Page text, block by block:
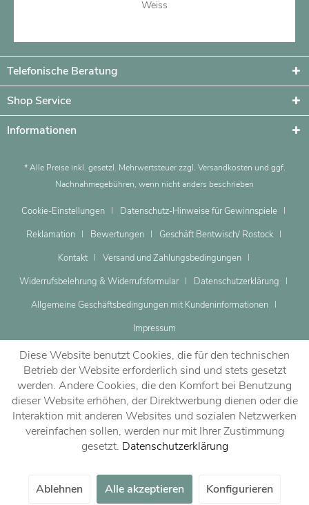
Dein Beratungstermin
Jetzt vereinbaren!
Weiss
Telefonische Beratung
Shop Service
Informationen
* Alle Preise inkl. gesetzl. Mehrwertsteuer zzgl. Versandkosten und ggf.
Nachnahmegebühren, wenn nicht anders beschrieben
Cookie-Einstellungen
Datenschutz-Hinweise für Gewinnspiele
Reklamation
Bewertungen
Geschäft Bentwisch/ Rostock
Kontakt
Versand und Zahlungsbedingungen
Widerrufsbelehrung & Widerrufsformular
Datenschutzerklärung
Allgemeine Geschäftsbedingungen mit Kundeninformationen
Impressum
Diese Website benutzt Cookies, die für den technischen
Betrieb der Website erforderlich sind und stets gesetzt
werden. Andere Cookies, die den Komfort bei Benutzung
dieser Website erhöhen, der Direktwerbung dienen oder die
Interaktion mit anderen Websites und sozialen Netzwerken
vereinfachen sollen, werden nur mit Ihrer Zustimmung
gesetzt. Datenschutzerklärung
Ablehnen Alle akzeptieren Konfigurieren